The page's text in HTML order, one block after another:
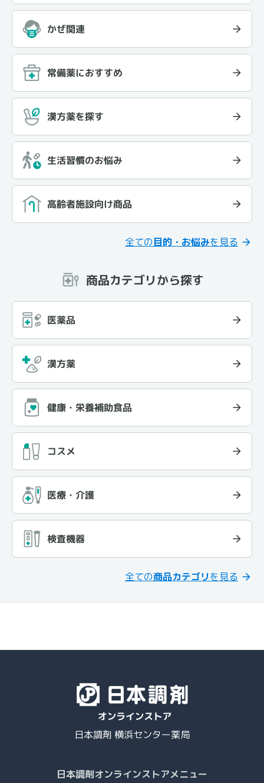
かぜ関連
常備薬におすすめ
漢方薬を探す
生活習慣のお悩み
高齢者施設向け商品
全ての目的・お悩みを見る
商品カテゴリから探す
医薬品
漢方薬
健康・栄養補助食品
コスメ
医療・介護
検査機器
全ての商品カテゴリを見る
日本調剤 横浜センター薬局
日本調剤オンラインストアメニュー